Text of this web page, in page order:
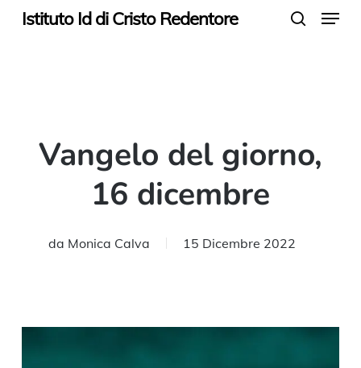
SkipIstituto Id di Cristo Redentore Menu
Vangelo del giorno,
16 dicembre
da Monica Calva 15 Dicembre 2022